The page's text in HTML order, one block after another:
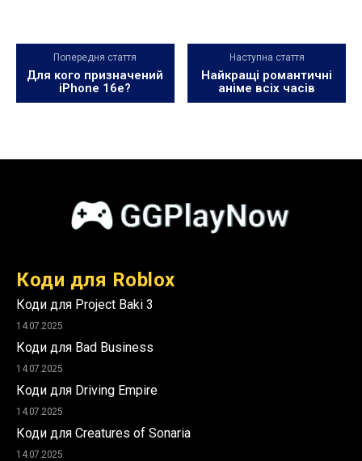
Попередня стаття
Для кого призначений
iPhone 16e?
Наступна стаття
Найкращі романтичні
аніме всіх часів
Коди для Roblox
Коди для Project Baki 3
14.07.2025
Коди для Bad Business
14.07.2025
Коди для Driving Empire
14.07.2025
Коди для Creatures of Sonaria
14.07.2025